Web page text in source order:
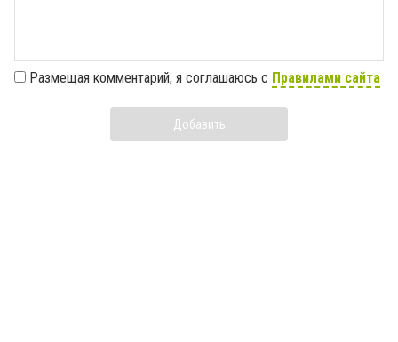
Размещая комментарий, я соглашаюсь с Правилами сайта
Добавить